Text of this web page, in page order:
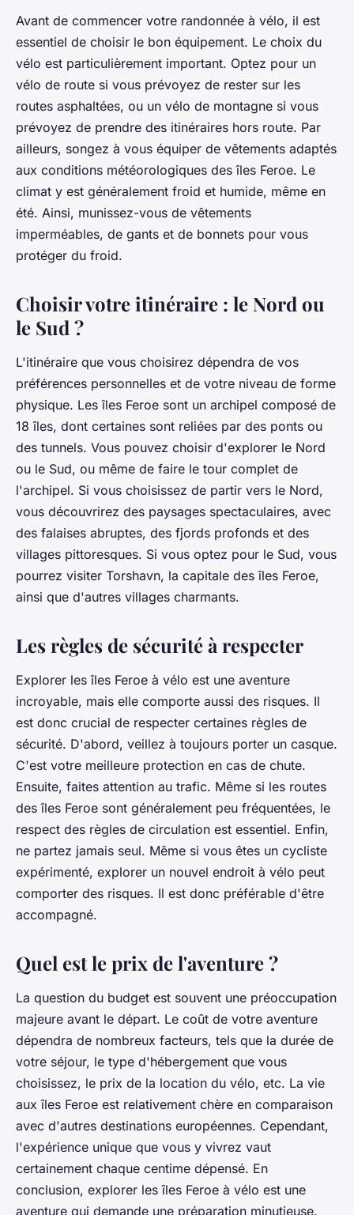
Avant de commencer votre randonnée à vélo, il est
essentiel de choisir le bon équipement. Le choix du
vélo est particulièrement important. Optez pour un
vélo de route si vous prévoyez de rester sur les
routes asphaltées, ou un vélo de montagne si vous
prévoyez de prendre des itinéraires hors route. Par
ailleurs, songez à vous équiper de vêtements adaptés
aux conditions météorologiques des îles Feroe. Le
climat y est généralement froid et humide, même en
été. Ainsi, munissez-vous de vêtements
imperméables, de gants et de bonnets pour vous
protéger du froid.
Choisir votre itinéraire : le Nord ou
le Sud ?
L'itinéraire que vous choisirez dépendra de vos
préférences personnelles et de votre niveau de forme
physique. Les îles Feroe sont un archipel composé de
18 îles, dont certaines sont reliées par des ponts ou
des tunnels. Vous pouvez choisir d'explorer le Nord
ou le Sud, ou même de faire le tour complet de
l'archipel. Si vous choisissez de partir vers le Nord,
vous découvrirez des paysages spectaculaires, avec
des falaises abruptes, des fjords profonds et des
villages pittoresques. Si vous optez pour le Sud, vous
pourrez visiter Torshavn, la capitale des îles Feroe,
ainsi que d'autres villages charmants.
Les règles de sécurité à respecter
Explorer les îles Feroe à vélo est une aventure
incroyable, mais elle comporte aussi des risques. Il
est donc crucial de respecter certaines règles de
sécurité. D'abord, veillez à toujours porter un casque.
C'est votre meilleure protection en cas de chute.
Ensuite, faites attention au trafic. Même si les routes
des îles Feroe sont généralement peu fréquentées, le
respect des règles de circulation est essentiel. Enfin,
ne partez jamais seul. Même si vous êtes un cycliste
expérimenté, explorer un nouvel endroit à vélo peut
comporter des risques. Il est donc préférable d'être
accompagné.
Quel est le prix de l'aventure ?
La question du budget est souvent une préoccupation
majeure avant le départ. Le coût de votre aventure
dépendra de nombreux facteurs, tels que la durée de
votre séjour, le type d'hébergement que vous
choisissez, le prix de la location du vélo, etc. La vie
aux îles Feroe est relativement chère en comparaison
avec d'autres destinations européennes. Cependant,
l'expérience unique que vous y vivrez vaut
certainement chaque centime dépensé. En
conclusion, explorer les îles Feroe à vélo est une
aventure qui demande une préparation minutieuse.